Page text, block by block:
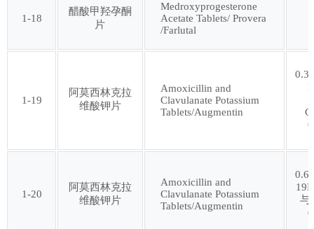
第六十三批 第六十四批
第六十七批 第六十八批
第六十九批 第七十批
第七十一批 第七十二批
1-18
醋酸甲羟孕酮
片
Medroxyprogesterone
Acetate Tablets/ Provera
/Farlutal
1-19
阿莫西林克拉
维酸钾片
Amoxicillin and
Clavulanate Potassium
Tablets/Augmentin
1-20
阿莫西林克拉
维酸钾片
Amoxicillin and
Clavulanate Potassium
Tablets/Augmentin
与